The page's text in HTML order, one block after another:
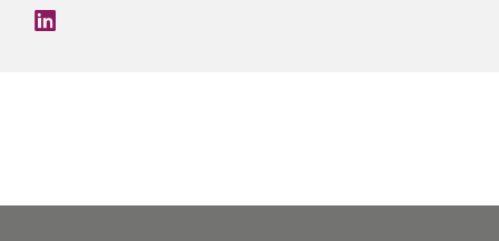
find us on: linkedin